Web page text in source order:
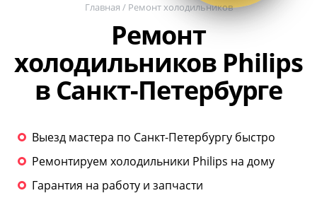
Главная / Ремонт холодильников
Ремонт
холодильников Philips
в Санкт-Петербурге
Выезд мастера по Санкт-Петербургу быстро
Ремонтируем холодильники Philips на дому
Гарантия на работу и запчасти